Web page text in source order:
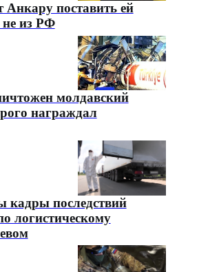
Анкару поставить ей
не из РФ
молдавский
награждал
кадры последствий
логистическому